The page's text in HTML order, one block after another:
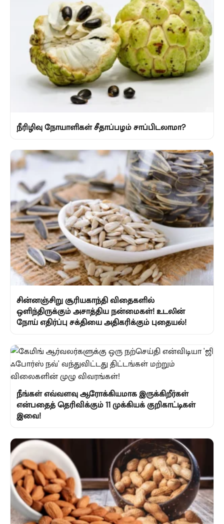
நீரிழிவு நோயாளிகள் சீதாப்பழம் சாப்பிடலாமா?
சின்னஞ்சிறு சூரியகாந்தி விதைகளில்
ஒளிந்திருக்கும் அசாத்திய நன்மைகள்! உடலின்
நோய் எதிர்ப்பு சக்தியை அதிகரிக்கும் புதையல்!
நீங்கள் எவ்வளவு ஆரோக்கியமாக இருக்கிறீர்கள்
என்பதைத் தெரிவிக்கும் 11 முக்கியக் குறிகாட்டிகள்
இவை!